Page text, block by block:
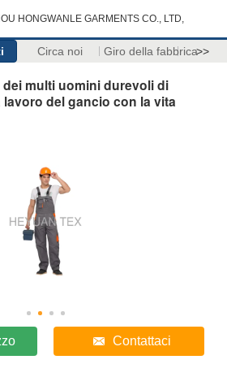
HONGWANLE GARMENTS CO., LTD,
Circa noi Giro della fabbrica>>
multi uomini durevoli di
del gancio con la vita
Contattaci